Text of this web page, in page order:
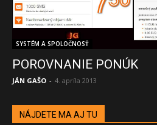
SYSTÉM A SPOLOČNOSŤ
POROVNANIE PONÚK
JÁN GAŠO - 4. apríla 2013
NÁJDETE MA AJ TU